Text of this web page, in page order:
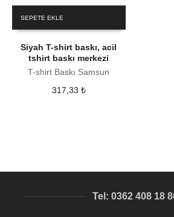
SEPETE EKLE
Siyah T-shirt baskı, acil
tshirt baskı merkezi
T-shirt Baskı Samsun
317,33 ₺
Tel: 0362 408 18